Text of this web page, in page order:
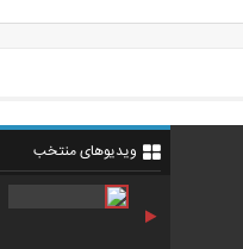
ویدیوهای منتخب